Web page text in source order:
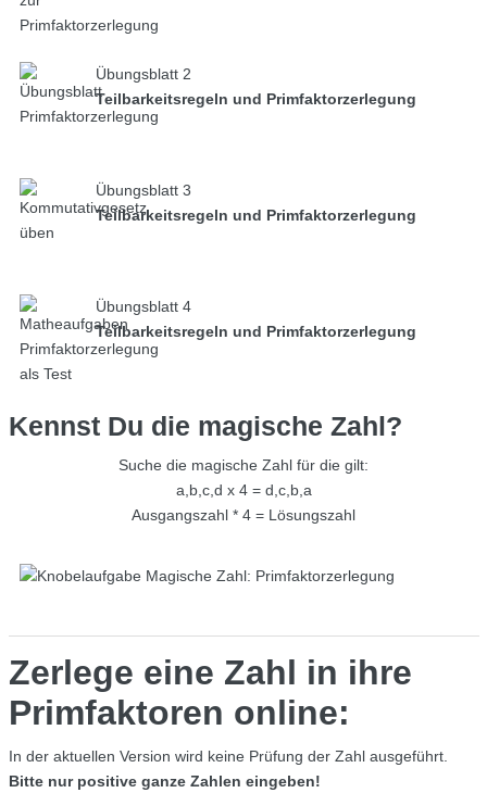
Übungsblatt 2
Teilbarkeitsregeln und Primfaktorzerlegung
Übungsblatt 3
Teilbarkeitsregeln und Primfaktorzerlegung
Übungsblatt 4
Teilbarkeitsregeln und Primfaktorzerlegung
Kennst Du die magische Zahl?
Suche die magische Zahl für die gilt:
a,b,c,d x 4 = d,c,b,a
Ausgangszahl * 4 = Lösungszahl
Zerlege eine Zahl in ihre
Primfaktoren online:
In der aktuellen Version wird keine Prüfung der Zahl ausgeführt.
Bitte nur positive ganze Zahlen eingeben!